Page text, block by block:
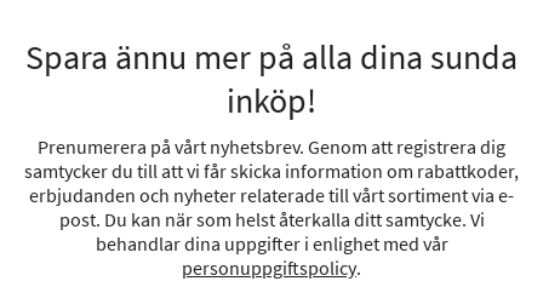
Spara ännu mer på alla dina sunda
inköp!
Prenumerera på vårt nyhetsbrev. Genom att registrera dig
samtycker du till att vi får skicka information om rabattkoder,
erbjudanden och nyheter relaterade till vårt sortiment via e-
post. Du kan när som helst återkalla ditt samtycke. Vi
behandlar dina uppgifter i enlighet med vår
personuppgiftspolicy.